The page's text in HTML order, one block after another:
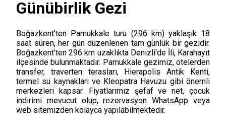
Günübirlik Gezi
Boğazkent’ten Pamukkale turu (296 km) yaklaşık 18
saat süren, her gün düzenlenen tam günlük bir gezidir.
Boğazkent'ten 296 km uzaklıkta Denizli'de İli, Karahayıt
ilçesinde bulunmaktadır. Pamukkale gezimiz, otelerden
transfer, traverten terasları, Hierapolis Antik Kenti,
termel su kaynakları ve Kleopatra Havuzu gibi önemli
merkezleri kapsar. Fiyatlarımız şefaf ve net, çocuk
indirimi mevucut olup, rezervasyon WhatsApp veya
web sitemizden kolayca yapılabilmektedir.